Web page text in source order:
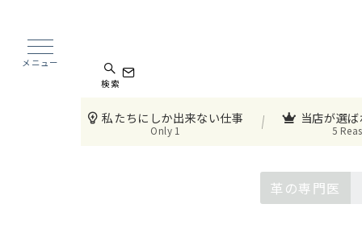
検索
私たちにしか出来ない仕事
Only 1
当店が選
5
革の専門医
メニュー